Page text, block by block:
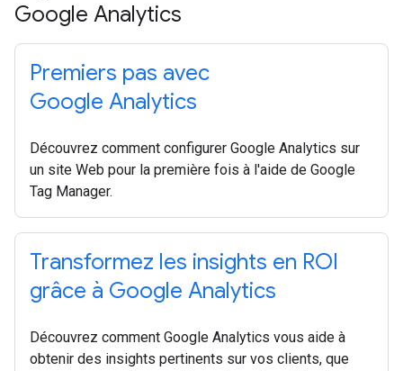
Google Analytics
Premiers pas avec
Google Analytics
Découvrez comment configurer Google Analytics sur
un site Web pour la première fois à l'aide de Google
Tag Manager.
Transformez les insights en ROI
grâce à Google Analytics
Découvrez comment Google Analytics vous aide à
obtenir des insights pertinents sur vos clients, que